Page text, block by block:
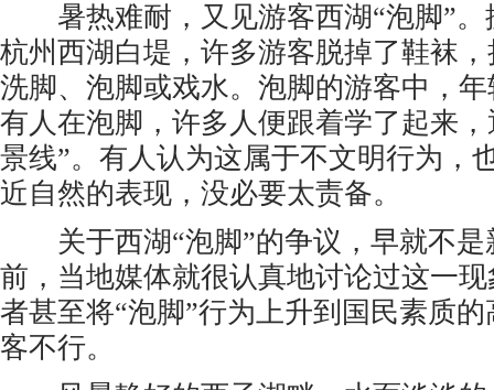
暑热难耐，又见游客西湖“泡脚”。
杭州西湖白堤，许多游客脱掉了鞋袜
洗脚、泡脚或戏水。泡脚的游客中，
有人在泡脚，许多人便跟着学了起来
景线”。有人认为这属于不文明行为，
近自然的表现，没必要太责备。
关于西湖“泡脚”的争议，早就不是
前，当地媒体就很认真地讨论过这一
者甚至将“泡脚”行为上升到国民素质
客不行。